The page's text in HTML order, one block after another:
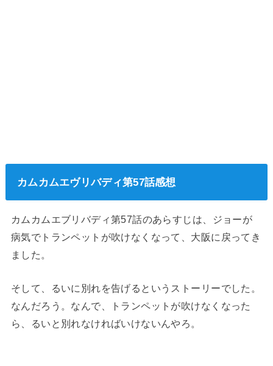
カムカムエヴリバディ第57話感想
カムカムエブリバディ第57話のあらすじは、ジョーが
病気でトランペットが吹けなくなって、大阪に戻ってき
ました。
そして、るいに別れを告げるというストーリーでした。
なんだろう。なんで、トランペットが吹けなくなった
ら、るいと別れなければいけないんやろ。